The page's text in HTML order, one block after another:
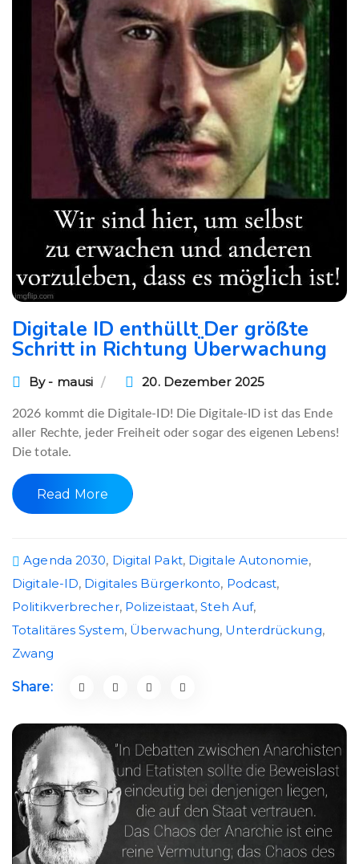
Digitale ID enthüllt Der größte
Schritt in Richtung Überwachung
By - mausi 20. Dezember 2025
2026 kommt die Digitale-ID! Die Digitale-ID ist das Ende
aller Rechte, jeder Freiheit oder sogar des eigenen Lebens!
Die totale.
Read More
Agenda 2030, Digital Pakt, Digitale Autonomie,
Digitale-ID, Digitales Bürgerkonto, Podcast,
Politikverbrecher, Polizeistaat,Steh Auf,
Totalitäres System, Überwachung, Unterdrückung,
Zwang
Share: